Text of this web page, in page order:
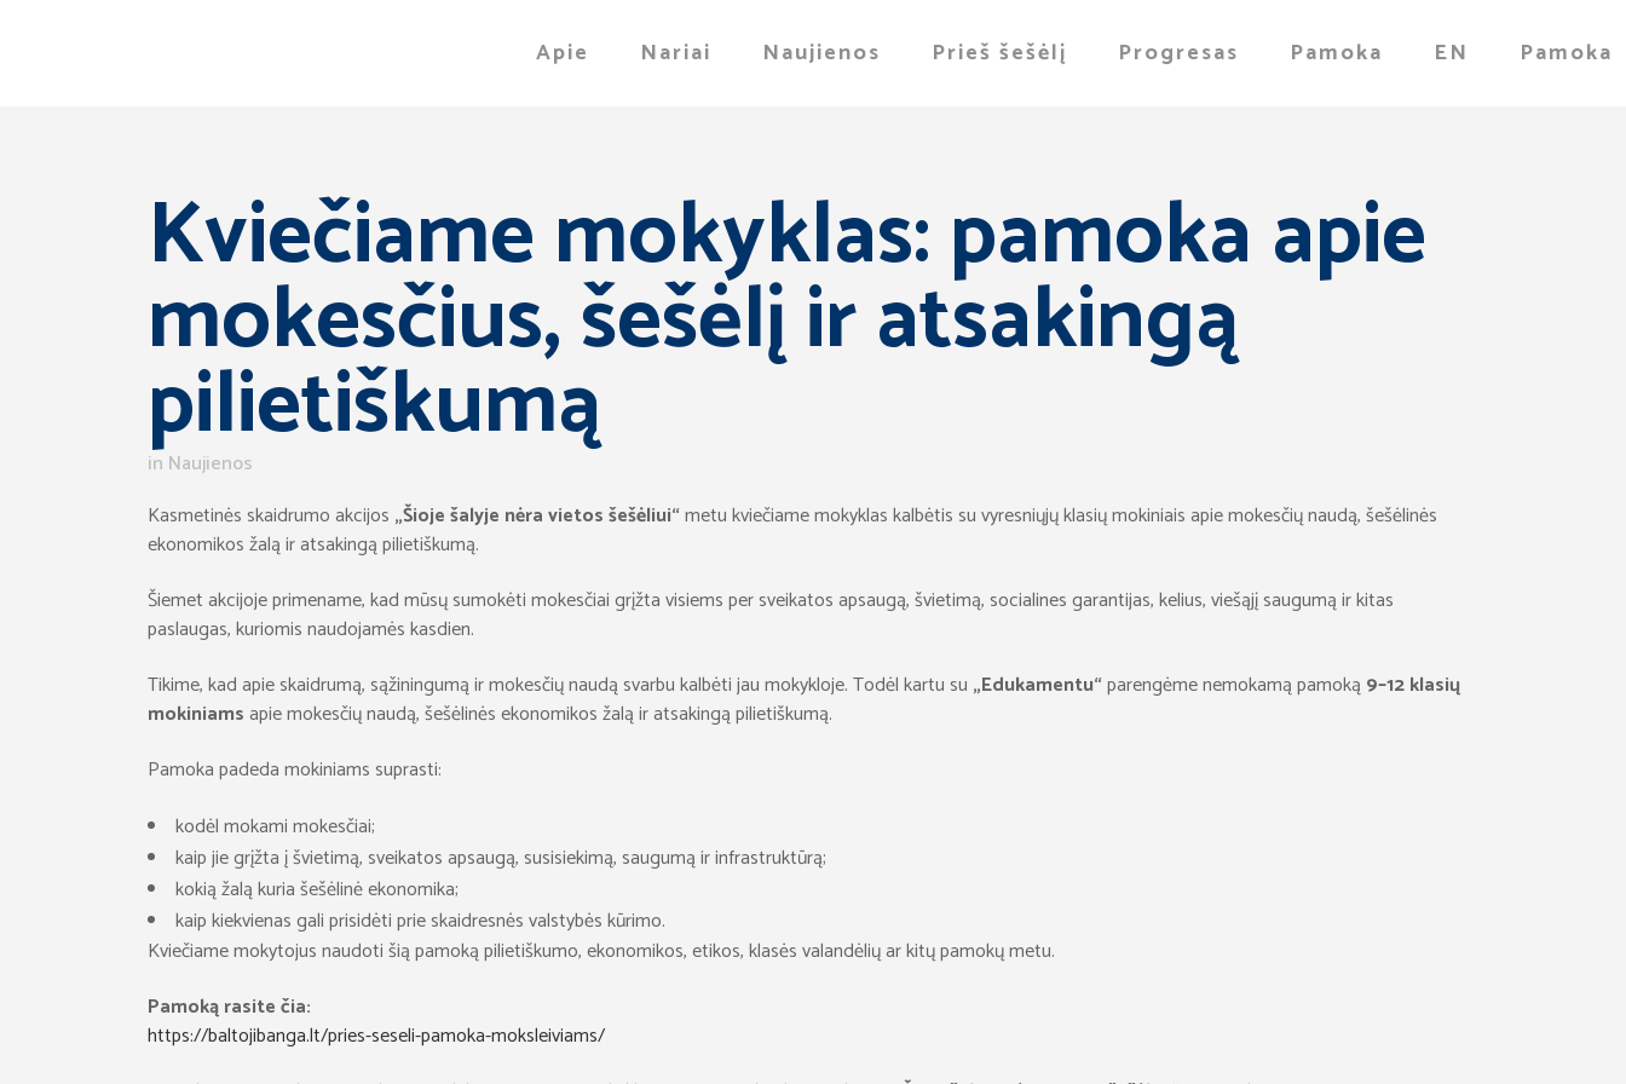
Apie Nariai Naujienos Prieš šešėlį Progresas Pamoka EN Pamoka
Kviečiame mokyklas: pamoka apie
mokesčius, šešėlį ir atsakingą
pilietiškumą
in Naujienos
Kasmetinės skaidrumo akcijos „Šioje šalyje nėra vietos šešėliui“metu kviečiame mokyklas kalbėtis su vyresniųjų klasių mokiniais apie mokesčių naudą, šešėlinės
ekonomikos žalą ir atsakingą pilietiškumą.
Šiemet akcijoje primename, kad mūsų sumokėti mokesčiai grįžta visiems per sveikatos apsaugą, švietimą, socialines garantijas, kelius, viešąjį saugumą ir kitas
paslaugas, kuriomis naudojamės kasdien.
Tikime, kad apie skaidrumą, sąžiningumą ir mokesčių naudą svarbu kalbėti jau mokykloje. Todėl kartu su „Edukamentu“parengėme nemokamą pamoką9–12 klasių
mokiniamsapie mokesčių naudą, šešėlinės ekonomikos žalą ir atsakingą pilietiškumą.
Pamoka padeda mokiniams suprasti:
kodėl mokami mokesčiai;
kaip jie grįžta į švietimą, sveikatos apsaugą, susisiekimą, saugumą ir infrastruktūrą;
kokią žalą kuria šešėlinė ekonomika;
kaip kiekvienas gali prisidėti prie skaidresnės valstybės kūrimo.
Kviečiame mokytojus naudoti šią pamoką pilietiškumo, ekonomikos, etikos, klasės valandėlių ar kitų pamokų metu.
Pamoką rasite čia:
https://baltojibanga.lt/pries-seseli-pamoka-moksleiviams/